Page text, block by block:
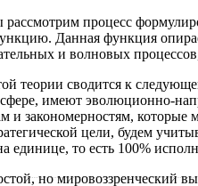
процесс
Данная функция
и волновых
теории сводится к
имеют эволюционно-
и закономерностям,
цели, будем
единице, то есть 100%
но мировоззренческий